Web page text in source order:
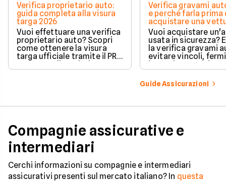
Verifica proprietario auto:
guida completa alla visura
targa 2026
Vuoi effettuare una verifica
proprietario auto? Scopri
come ottenere la visura
targa ufficiale tramite il PRA
per controllare dati e
vincoli in totale sicurezza.
Verifica gravami
e perché farla prima
acquistare una
Vuoi acquistare
usata in sicurezza?
la verifica gravami
evitare vincoli,
ipoteche. Scopri
tutelare il tuo
Guide Assicurazioni
Compagnie assicurative e
intermediari
Cerchi informazioni su compagnie e intermediari
assicurativi presenti sul mercato italiano? In questa